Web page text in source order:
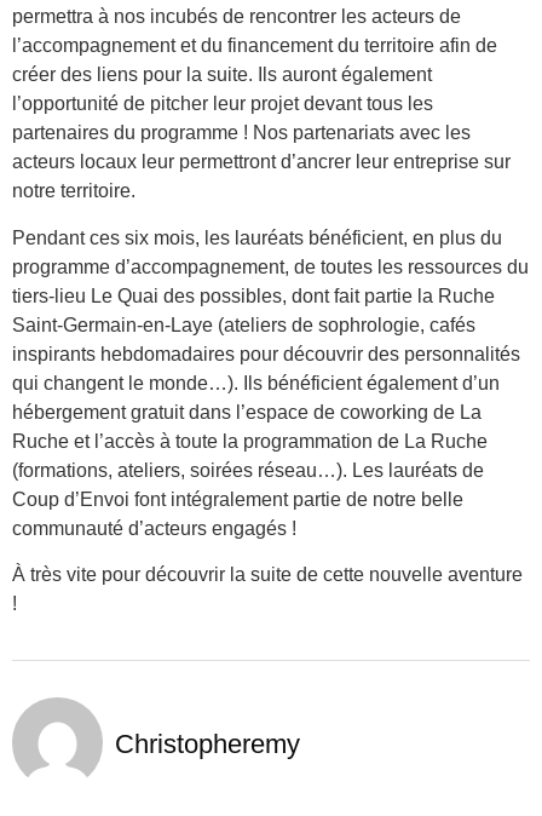
permettra à nos incubés de rencontrer les acteurs de
l’accompagnement et du financement du territoire afin de
créer des liens pour la suite. Ils auront également
l’opportunité de pitcher leur projet devant tous les
partenaires du programme ! Nos partenariats avec les
acteurs locaux leur permettront d’ancrer leur entreprise sur
notre territoire.
Pendant ces six mois, les lauréats bénéficient, en plus du
programme d’accompagnement, de toutes les ressources du
tiers-lieu Le Quai des possibles, dont fait partie la Ruche
Saint-Germain-en-Laye (ateliers de sophrologie, cafés
inspirants hebdomadaires pour découvrir des personnalités
qui changent le monde…). Ils bénéficient également d’un
hébergement gratuit dans l’espace de coworking de La
Ruche et l’accès à toute la programmation de La Ruche
(formations, ateliers, soirées réseau…). Les lauréats de
Coup d’Envoi font intégralement partie de notre belle
communauté d’acteurs engagés !
À très vite pour découvrir la suite de cette nouvelle aventure
!
Christopheremy